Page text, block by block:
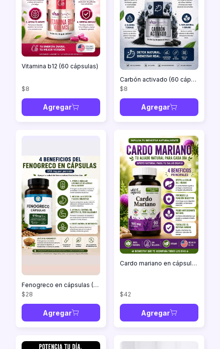
Vitamina b12 (60 cápsulas)
$8
Agregar
Carbón activado (60 cápsulas)
$8
Agregar
Fenogreco en cápsulas (90 capsulas)
$28
Agregar
Cardo mariano en cápsulas (1000mg) 90 capsulas
$42
Agregar